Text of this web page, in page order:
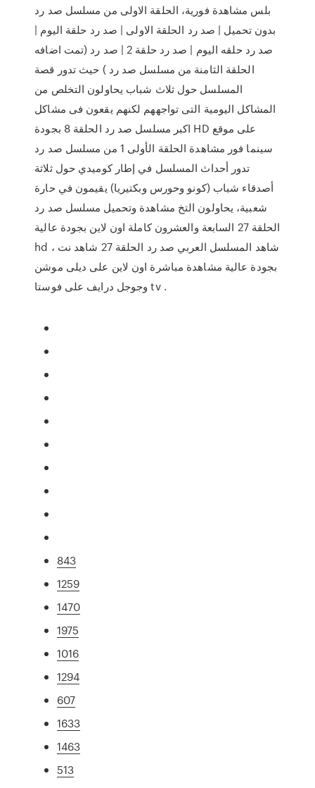
بلس مشاهدة فورية، الحلقة الاولى من مسلسل صد رد
بدون تحميل | صد رد الحلقة الاولى | صد رد حلقة اليوم |
صد رد حلقه اليوم | صد رد حلقة 2 | صد رد (تمت اضافه
الحلقة الثامنة من مسلسل صد رد ) حيث تدور قصة
المسلسل حول ثلاث شباب يحاولون التخلص من
المشاكل اليومية التى تواجههم لكنهم يقعون فى مشاكل
اكبر مسلسل صد رد الحلقة 8 بجودة HD على موقع
سينما فور مشاهدة الحلقة الأولى 1 من مسلسل صد رد
تدور أحداث المسلسل في إطار كوميدي حول ثلاثة
أصدقاء شباب (كونو وحورس وبكتيريا) يقيمون في حارة
شعبية، يحاولون التخ مشاهدة وتحميل مسلسل صد رد
الحلقة 27 السابعة والعشرون كاملة اون لاين بجودة عالية
hd ، شاهد المسلسل العربي صد رد الحلقة 27 شاهد نت
بجودة عالية مشاهدة مباشرة اون لاين على ديلى موشن
وجوجل درايف على فوستا tv .
843
1259
1470
1975
1016
1294
607
1633
1463
513